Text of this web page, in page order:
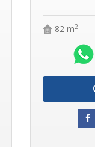
82 m2